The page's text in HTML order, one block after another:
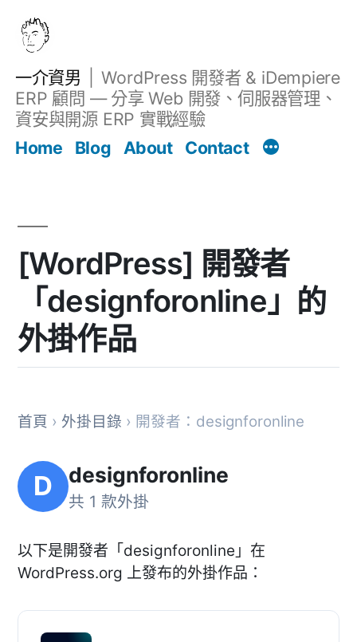
一介資男
WordPress 開發者 & iDempiere
ERP 顧問 — 分享 Web 開發、伺服器管理、
資安與開源 ERP 實戰經驗
Home
Blog About Contact
[WordPress] 開發者
「designforonline」的
外掛作品
首頁 › 外掛目錄 › 開發者：designforonline
D designforonline
共 1 款外掛
以下是開發者「designforonline」在
WordPress.org 上發布的外掛作品：
文章